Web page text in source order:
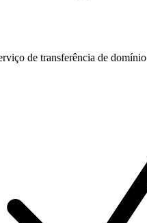
de transferência de domínio